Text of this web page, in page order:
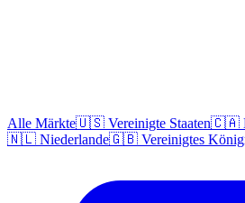
Alle Märkte🇺🇸 Vereinigte Staaten🇨🇦
🇳🇱 Niederlande🇬🇧 Vereinigtes